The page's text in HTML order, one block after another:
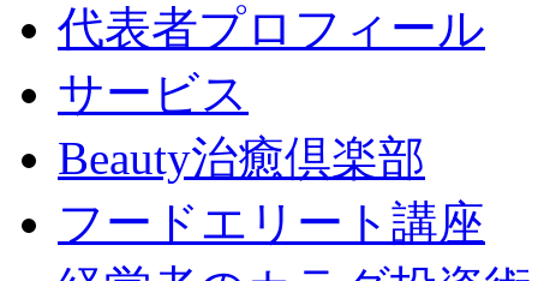
代表者プロフィール
サービス
Beauty治癒倶楽部
フードエリート講座